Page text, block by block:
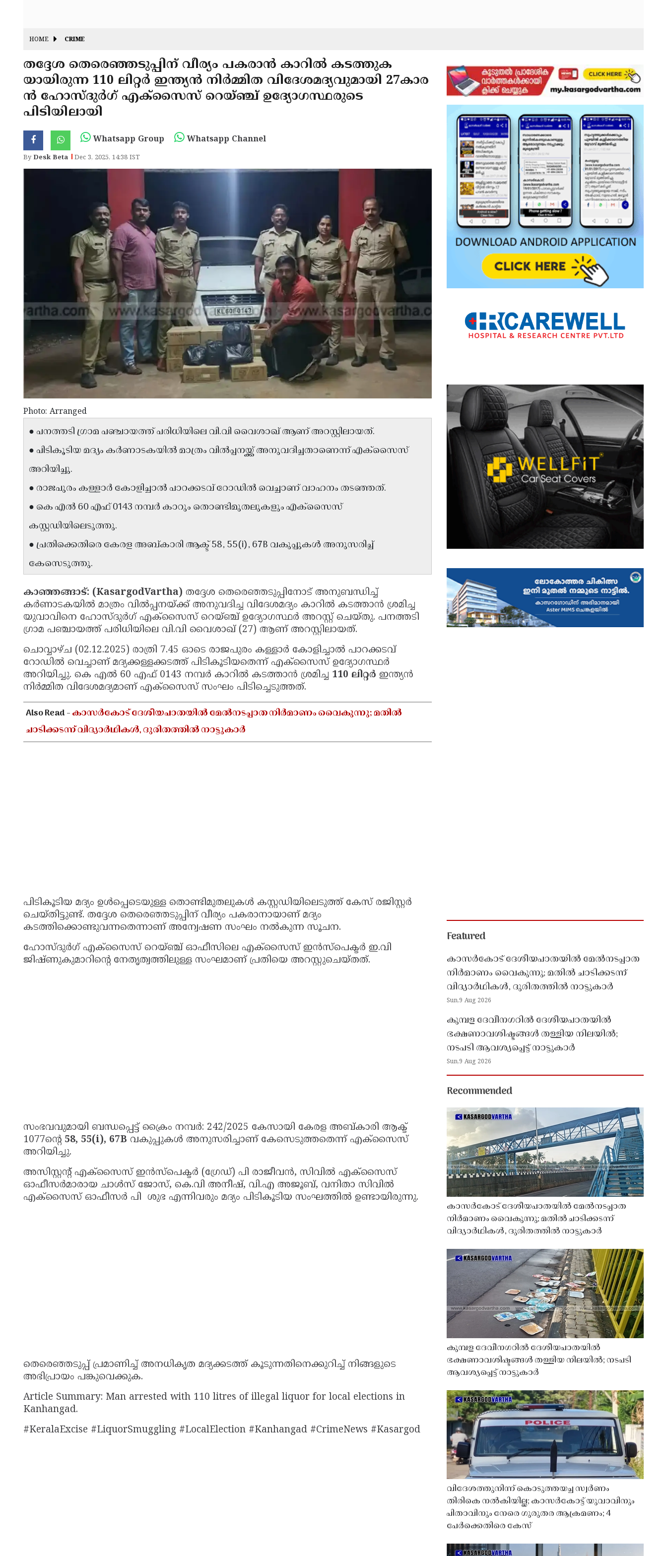
HOME CRIME
തദ്ദേശ തെരെഞ്ഞടുപ്പിന് വീര്യം പകരാൻ കാറിൽ കടത്തുക
യായിരുന്ന 110 ലിറ്റർ ഇന്ത്യൻ നിർമ്മിത വിദേശമദ്യവുമായി 27കാര
ന്‍ ഹോസ്ദുർഗ് എക്സൈസ് റെയ്ഞ്ച് ഉദ്യോഗസ്ഥരുടെ
പിടിയിലായി
Whatsapp Group Whatsapp Channel
ByDesk Beta Dec 3, 2025, 14:38 IST
Photo: Arranged
● പനത്തടി ഗ്രാമ പഞ്ചായത്ത് പരിധിയിലെ വി.വി വൈശാഖ് ആണ് അറസ്റ്റിലായത്.
● പിടികൂടിയ മദ്യം കർണാടകയിൽ മാത്രം വിൽപ്പനയ്ക്ക് അനുവദിച്ചതാണെന്ന് എക്സൈസ്
അറിയിച്ചു.
​​​● രാജപുരം കള്ളാർ കോളിച്ചാൽ പാറക്കടവ് റോഡിൽ വെച്ചാണ് വാഹനം തടഞ്ഞത്.
● കെ എൽ 60 എഫ് 0143 നമ്പർ കാറും തൊണ്ടിമുതലുകളും എക്സൈസ്
കസ്റ്റഡിയിലെടുത്തു.
● പ്രതിക്കെതിരെ കേരള അബ്കാരി ആക്ട് 58, 55(i), 67B വകുപ്പുകൾ അനുസരിച്ച്
കേസെടുത്തു.
കാഞ്ഞങ്ങാട്: (KasargodVartha) തദ്ദേശ തെരെഞ്ഞടുപ്പിനോട് അനുബന്ധിച്ച്
കർണാടകയിൽ മാത്രം വിൽപ്പനയ്ക്ക് അനുവദിച്ച വിദേശമദ്യം കാറിൽ കടത്താൻ ശ്രമിച്ച
യുവാവിനെ ഹോസ്ദുർഗ് എക്സൈസ് റെയ്ഞ്ച് ഉദ്യോഗസ്ഥർ അറസ്റ്റ് ചെയ്തു. പനത്തടി
ഗ്രാമ പഞ്ചായത്ത് പരിധിയിലെ വി.വി വൈശാഖ് (27) ആണ് അറസ്റ്റിലായത്.
ചൊവ്വാഴ്ച (02.12.2025) രാത്രി 7.45 ഓടെ രാജപുരം കള്ളാർ കോളിച്ചാൽ പാറക്കടവ്
റോഡിൽ വെച്ചാണ് മദ്യക്കള്ളക്കടത്ത് പിടികൂടിയതെന്ന് എക്സൈസ് ഉദ്യോഗസ്ഥർ
അറിയിച്ചു. കെ എൽ 60 എഫ് 0143 നമ്പർ കാറിൽ കടത്താൻ ശ്രമിച്ച 110 ലിറ്റർ ഇന്ത്യൻ
നിർമ്മിത വിദേശമദ്യമാണ് എക്സൈസ് സംഘം പിടിച്ചെടുത്തത്.
Also Read -കാസർകോട് ദേശീയപാതയിൽ മേൽനടപ്പാത നിർമാണം വൈകുന്നു; മതിൽ
ചാടിക്കടന്ന് വിദ്യാർഥികൾ, ദുരിതത്തിൽ നാട്ടുകാർ
പിടികൂടിയ മദ്യം ഉൾപ്പെടെയുള്ള തൊണ്ടിമുതലുകൾ കസ്റ്റഡിയിലെടുത്ത് കേസ് രജിസ്റ്റർ
ചെയ്തിട്ടുണ്ട്. തദ്ദേശ തെരെഞ്ഞടുപ്പിന് വീര്യം പകരാനായാണ് മദ്യം
കടത്തിക്കൊണ്ടുവന്നതെന്നാണ് അന്വേഷണ സംഘം നൽകുന്ന സൂചന.
ഹോസ്ദുർഗ് എക്സൈസ് റെയ്ഞ്ച് ഓഫീസിലെ എക്സൈസ് ഇൻസ്‌പെക്ടർ ഇ.വി
ജിഷ്ണുകുമാറിന്‍റെ നേതൃത്വത്തിലുള്ള സംഘമാണ് പ്രതിയെ അറസ്റ്റുചെയ്തത്.
സംഭവവുമായി ബന്ധപ്പെട്ട് ക്രൈം നമ്പർ: 242/2025 കേസായി കേരള അബ്കാരി ആക്ട്
1077ൻ്റെ 58, 55(i), 67B വകുപ്പുകൾ അനുസരിച്ചാണ് കേസെടുത്തതെന്ന് എക്സൈസ്
അറിയിച്ചു.
അസിസ്റ്റന്റ് എക്സൈസ് ഇൻസ്‌പെക്ടർ (ഗ്രേഡ്) പി രാജീവൻ, സിവിൽ എക്സൈസ്
ഓഫീസർമാരായ ചാൾസ് ജോസ്, കെ.വി അനീഷ്, വി.എ അജൂബ്, വനിതാ സിവിൽ
എക്സൈസ് ഓഫീസർ പി ശുഭ എന്നിവരും മദ്യം പിടികൂടിയ സംഘത്തിൽ ഉണ്ടായിരുന്നു.
തെരെഞ്ഞടുപ്പ് പ്രമാണിച്ച് അനധികൃത മദ്യക്കടത്ത് കൂടുന്നതിനെക്കുറിച്ച് നിങ്ങളുടെ
അഭിപ്രായം പങ്കുവെക്കുക.
Article Summary: Man arrested with 110 litres of illegal liquor for local elections in
Kanhangad.
#KeralaExcise #LiquorSmuggling #LocalElection #Kanhangad #CrimeNews #Kasargod
Featured
കാസർകോട് ദേശീയപാതയിൽ മേൽനടപ്പാത
നിർമാണം വൈകുന്നു; മതിൽ ചാടിക്കടന്ന്
വിദ്യാർഥികൾ, ദുരിതത്തിൽ നാട്ടുകാർ
Sun,9 Aug 2026
കുമ്പള ദേവീനഗറിൽ ദേശീയപാതയിൽ
ഭക്ഷണാവശിഷ്ടങ്ങൾ തള്ളിയ നിലയിൽ;
നടപടി ആവശ്യപ്പെട്ട് നാട്ടുകാർ
Sun,9 Aug 2026
Recommended
കാസർകോട് ദേശീയപാതയിൽ മേൽനടപ്പാത
നിർമാണം വൈകുന്നു; മതിൽ ചാടിക്കടന്ന്
വിദ്യാർഥികൾ, ദുരിതത്തിൽ നാട്ടുകാർ
കുമ്പള ദേവീനഗറിൽ ദേശീയപാതയിൽ
ഭക്ഷണാവശിഷ്ടങ്ങൾ തള്ളിയ നിലയിൽ; നടപടി
ആവശ്യപ്പെട്ട് നാട്ടുകാർ
വിദേശത്തുനിന്ന് കൊടുത്തയച്ച സ്വർണം
തിരികെ നൽകിയില്ല; കാസർകോട്ട് യുവാവിനും
പിതാവിനും നേരെ ഗുരുതര ആക്രമണം; 4
പേർക്കെതിരെ കേസ്